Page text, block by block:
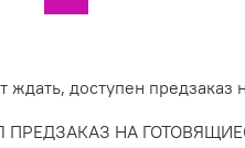
ждать, доступен
ПРЕДЗАКАЗ НА